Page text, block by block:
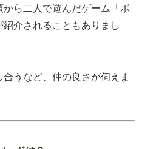
ら二人で遊んだゲーム「ボ
介されることもありまし
うなど、仲の良さが伺えま